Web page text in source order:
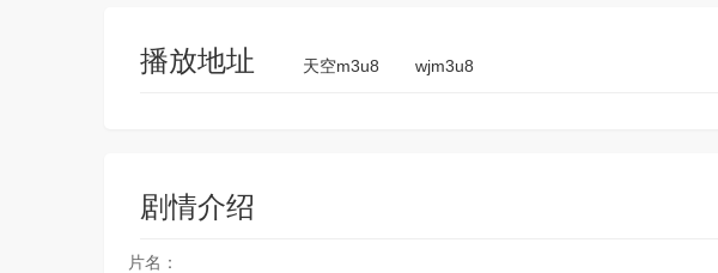
播放地址 天空m3u8 wjm3u8
剧情介绍
片名：